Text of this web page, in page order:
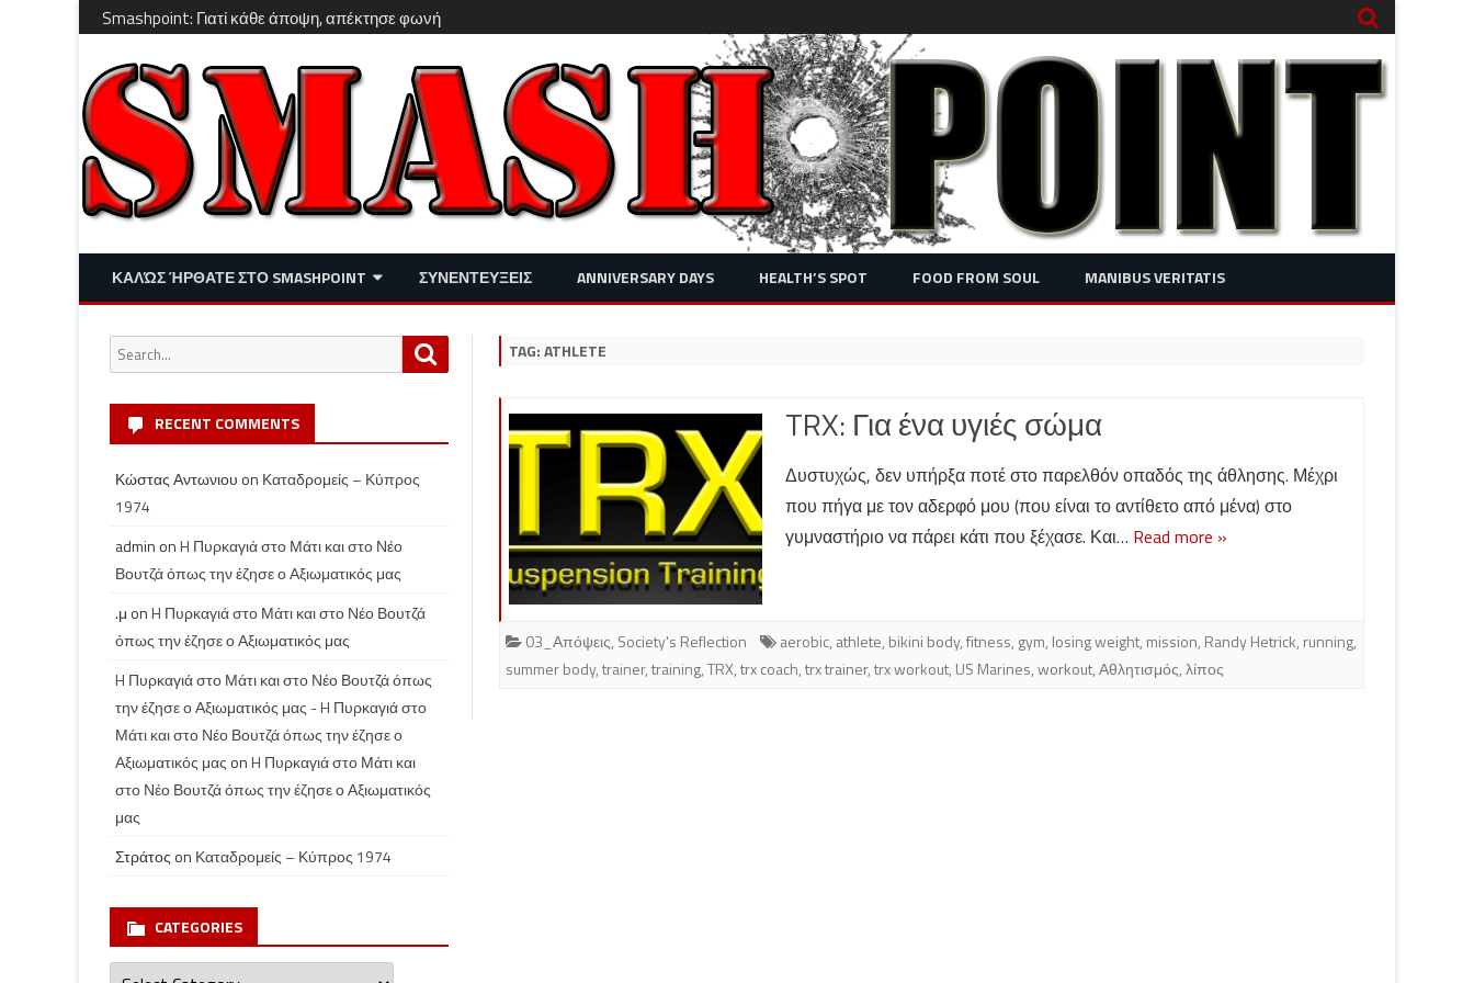
Smashpoint: Γιατί κάθε άποψη, απέκτησε φωνή
Skip
content
ΚΑΛΏΣ ΉΡΘΑΤΕ ΣΤΟ SMASHPOINT
ΔΙΑΣΚΈΔΑΣΗ – LIFESTYLE
ΣΥΝΕΝΤΕΥΞΕΙΣ ANNIVERSARY DAYS HEALTH’S SPOT FOOD FROM SOUL MANIBUS VERITATIS
TAG:ATHLETE
TRX: Για ένα υγιές σώμα
Δυστυχώς, δεν υπήρξα ποτέ στο παρελθόν οπαδός της άθλησης. Μέχρι
που πήγα με τον αδερφό μου (που είναι το αντίθετο από μένα) στο
γυμναστήριο να πάρει κάτι που ξέχασε. Και… Read more »
03_Απόψεις, Society's Reflection aerobic, athlete, bikini body,fitness, gym, losing weight, mission, Randy Hetrick, running,
summer body,trainer,training,TRX,trx coach,trx trainer,trx workout, US Marines,workout,Αθλητισμός,λίπος
Search
for:
RECENT COMMENTS
Κώστας Αντωνιου on Καταδρομείς – Κύπρος
1974
admin onH Πυρκαγιά στο Μάτι και στο Νέο
Βουτζά όπως την έζησε ο Αξιωματικός μας
.μ onH Πυρκαγιά στο Μάτι και στο Νέο Βουτζά
όπως την έζησε ο Αξιωματικός μας
H Πυρκαγιά στο Μάτι και στο Νέο Βουτζά όπως
την έζησε ο Αξιωματικός μας - H Πυρκαγιά στο
Μάτι και στο Νέο Βουτζά όπως την έζησε ο
Αξιωματικός μας onH Πυρκαγιά στο Μάτι και
στο Νέο Βουτζά όπως την έζησε ο Αξιωματικός
μας
Στράτος on Καταδρομείς – Κύπρος 1974
CATEGORIES
Categories